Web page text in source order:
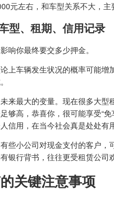
元左右，和车型关系不大，主
型、租期、信用记录
响你最终要交多少押金。
上车辆发生状况的概率可能
来最大的变量。现在很多大
够高，恭喜你，很可能享受“
信用，在当今社会真是处处有用
些小公司对现金支付的客户
银行背书，往往更受租赁公司
关键注意事项